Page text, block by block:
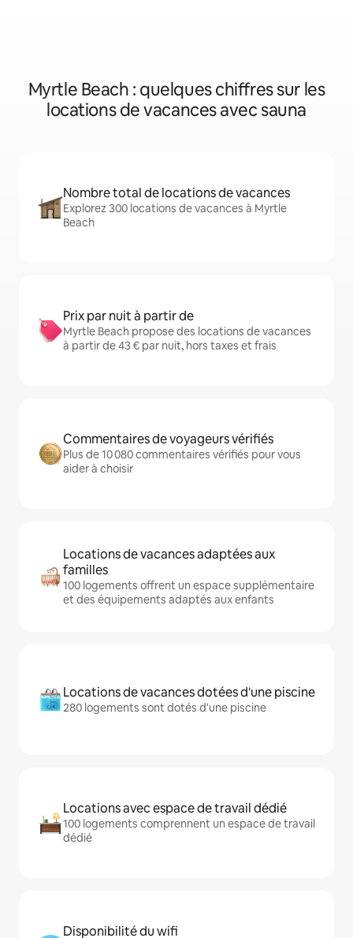
Myrtle Beach : quelques chiffres sur les
locations de vacances avec sauna
Nombre total de locations de vacances
Explorez 300 locations de vacances à Myrtle
Beach
Prix par nuit à partir de
Myrtle Beach propose des locations de vacances
à partir de 43 € par nuit, hors taxes et frais
Commentaires de voyageurs vérifiés
Plus de 10 080 commentaires vérifiés pour vous
aider à choisir
Locations de vacances adaptées aux
familles
100 logements offrent un espace supplémentaire
et des équipements adaptés aux enfants
Locations de vacances dotées d'une piscine
280 logements sont dotés d'une piscine
Locations avec espace de travail dédié
100 logements comprennent un espace de travail
dédié
Disponibilité du wifi